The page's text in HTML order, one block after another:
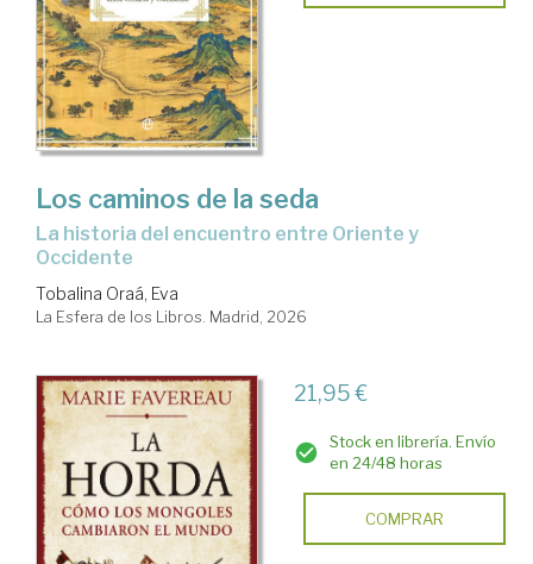
Los caminos de la seda
La historia del encuentro entre Oriente y
Occidente
Tobalina Oraá, Eva
La Esfera de los Libros. Madrid, 2026
21,95 €
Stock en librería. Envío
en 24/48 horas
COMPRAR